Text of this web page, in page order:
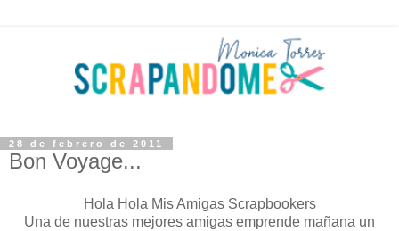
28 de febrero de 2011
Bon Voyage...
Hola Hola Mis Amigas Scrapbookers
Una de nuestras mejores amigas emprende mañana un